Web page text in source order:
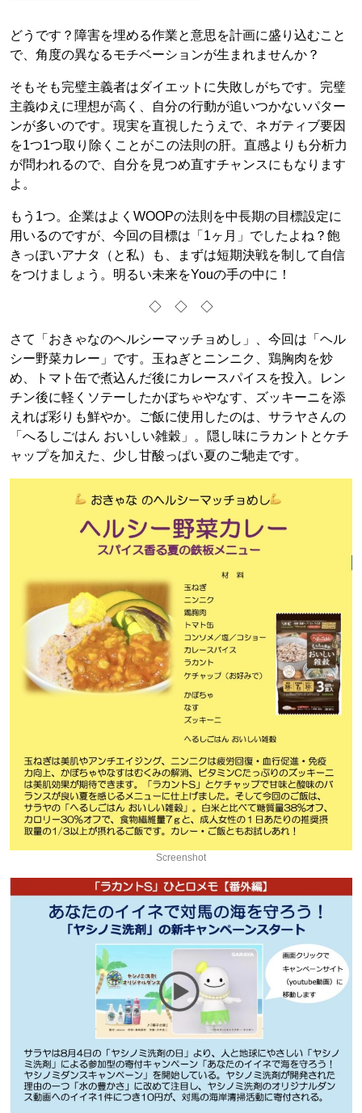
どうです？障害を埋める作業と意思を計画に盛り込むこと
で、角度の異なるモチベーションが生まれませんか？
そもそも完璧主義者はダイエットに失敗しがちです。完璧
主義ゆえに理想が高く、自分の行動が追いつかないパター
ンが多いのです。現実を直視したうえで、ネガティブ要因
を1つ1つ取り除くことがこの法則の肝。直感よりも分析力
が問われるので、自分を見つめ直すチャンスにもなります
よ。
もう1つ。企業はよくWOOPの法則を中長期の目標設定に
用いるのですが、今回の目標は「1ヶ月」でしたよね？飽
きっぽいアナタ（と私）も、まずは短期決戦を制して自信
をつけましょう。明るい未来をYouの手の中に！
◇ ◇ ◇
さて「おきゃなのヘルシーマッチョめし」、今回は「ヘル
シー野菜カレー」です。玉ねぎとニンニク、鶏胸肉を炒
め、トマト缶で煮込んだ後にカレースパイスを投入。レン
チン後に軽くソテーしたかぼちゃやなす、ズッキーニを添
えれば彩りも鮮やか。ご飯に使用したのは、サラヤさんの
「へるしごはん おいしい雑穀」。隠し味にラカントとケチ
ャップを加えた、少し甘酸っぱい夏のご馳走です。
Screenshot